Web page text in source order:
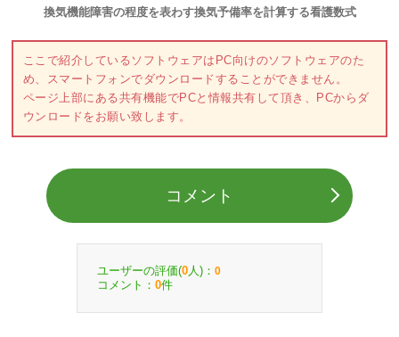
換気機能障害の程度を表わす換気予備率を計算する看護数式
ここで紹介しているソフトウェアはPC向けのソフトウェアのた
め、スマートフォンでダウンロードすることができません。
ページ上部にある共有機能でPCと情報共有して頂き、PCからダ
ウンロードをお願い致します。
コメント
ユーザーの評価(0 人)： 0
コメント： 0件